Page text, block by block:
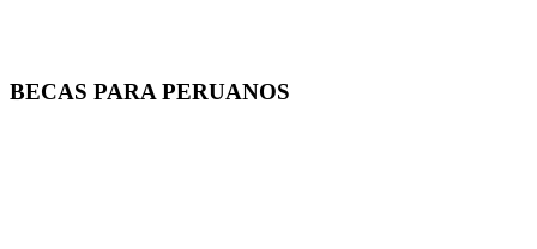
BECAS PARA PERUANOS